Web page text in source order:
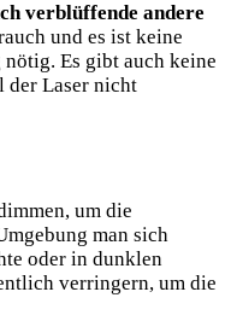
verblüffende andere
und es ist keine
nötig. Es ⁣gibt auch keine
der ‍Laser nicht
um​ die
man sich
oder ‍in​ dunklen
verringern, um die